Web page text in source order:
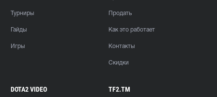
Турниры
Гайды
Игры
Продать
Как это работает
Контакты
Скидки
DOTA2 VIDEO TF2.TM